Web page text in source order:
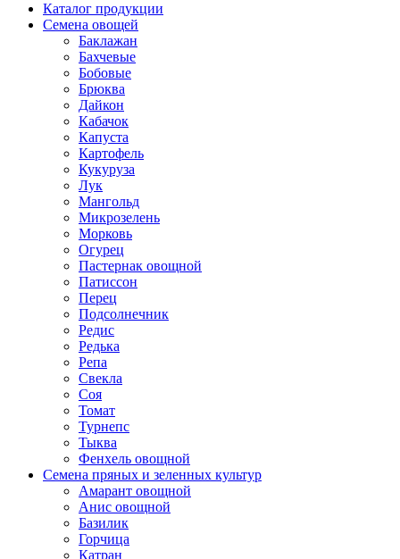
Каталог продукции
Семена овощей
Баклажан
Бахчевые
Бобовые
Брюква
Дайкон
Кабачок
Капуста
Картофель
Кукуруза
Лук
Мангольд
Микрозелень
Морковь
Огурец
Пастернак овощной
Патиссон
Перец
Подсолнечник
Редис
Редька
Репа
Свекла
Соя
Томат
Турнепс
Тыква
Фенхель овощной
Семена пряных и зеленных культур
Амарант овощной
Анис овощной
Базилик
Горчица
Катран